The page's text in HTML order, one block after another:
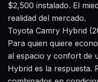
$2,500 instalado. El
realidad del mercado.
Toyota Camry Hybrid
Para quien quiere
al espacio y confort de
Hybrid es la respuesta.